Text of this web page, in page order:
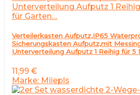
Verteilerkasten Aufputz,IP65
Sicherungskasten Aufputz,mit
Unterverteilung Aufputz 1 Reihig für 5
11,99 €
Marke: Miiepls